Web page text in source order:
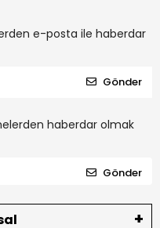
e-posta ile haberdar
Gönder
haberdar olmak
Gönder